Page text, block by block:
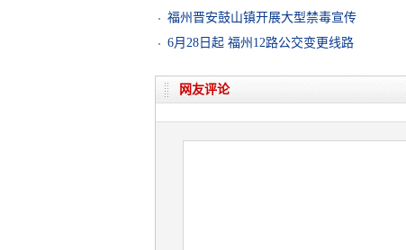
福州晋安鼓山镇开展大型禁毒宣传
6月28日起 福州12路公交变更线路
网友评论